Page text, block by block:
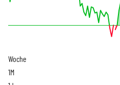
Woche
1M